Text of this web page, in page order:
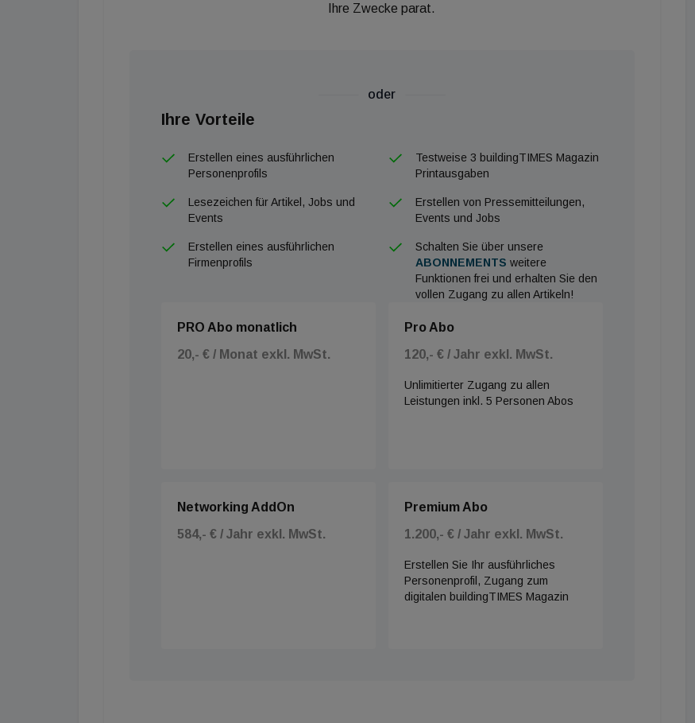
Ihre Zwecke parat.
oder
Ihre Vorteile
Erstellen eines ausführlichen
Personenprofils
Testweise 3 buildingTIMES Magazin
Printausgaben
Lesezeichen für Artikel, Jobs und
Events
Erstellen von Pressemitteilungen,
Events und Jobs
Erstellen eines ausführlichen
Firmenprofils
Schalten Sie über unsere
ABONNEMENTS weitere
Funktionen frei und erhalten Sie den
vollen Zugang zu allen Artikeln!
PRO Abo monatlich
20,- € / Monat exkl. MwSt.
Pro Abo
120,- € / Jahr exkl. MwSt.
Unlimitierter Zugang zu allen
Leistungen inkl. 5 Personen Abos
Networking AddOn
584,- € / Jahr exkl. MwSt.
Premium Abo
1.200,- € / Jahr exkl. MwSt.
Erstellen Sie Ihr ausführliches
Personenprofil, Zugang zum
digitalen buildingTIMES Magazin